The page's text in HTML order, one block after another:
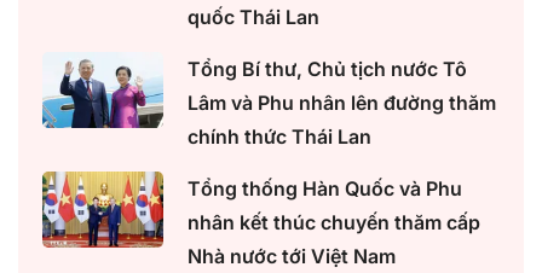
quốc Thái Lan
Tổng Bí thư, Chủ tịch nước Tô
Lâm và Phu nhân lên đường thăm
chính thức Thái Lan
Tổng thống Hàn Quốc và Phu
nhân kết thúc chuyến thăm cấp
Nhà nước tới Việt Nam